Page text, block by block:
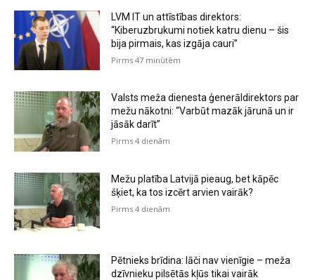
LVM IT un attīstības direktors:
“Kiberuzbrukumi notiek katru dienu – šis
bija pirmais, kas izgāja cauri”
Pirms 47 minūtēm
Valsts meža dienesta ģenerāldirektors par
mežu nākotni: “Varbūt mazāk jārunā un ir
jāsāk darīt”
Pirms 4 dienām
Mežu platība Latvijā pieaug, bet kāpēc
šķiet, ka tos izcērt arvien vairāk?
Pirms 4 dienām
Pētnieks brīdina: lāči nav vienīgie – meža
dzīvnieku pilsētās kļūs tikai vairāk